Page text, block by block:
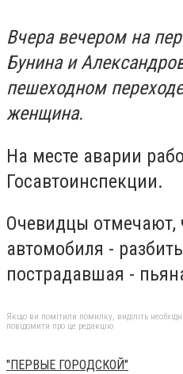
Вчера вечером на
Бунина и
пешеходном
женщина.
На месте аварии
Госавтоинспекции.
Очевидцы отмечают,
автомобиля -
пострадавшая -
Якщо ви помітили помилку, виділіть
повідомити про це редакцію
"ПЕРВЫЕ ГОРОДСКОЙ"